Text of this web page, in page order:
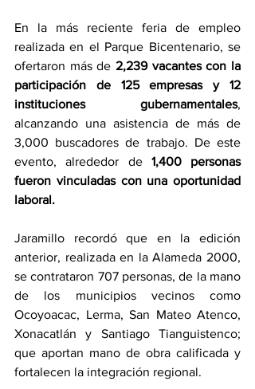
En la más reciente feria de empleo
realizada en el Parque Bicentenario, se
ofertaron más de 2,239 vacantes con la
participación de 125 empresas y 12
instituciones gubernamentales,
alcanzando una asistencia de más de
3,000 buscadores de trabajo. De este
evento, alrededor de 1,400 personas
fueron vinculadas con una oportunidad
laboral.
Jaramillo recordó que en la edición
anterior, realizada en la Alameda 2000,
se contrataron 707 personas, de la mano
de los municipios vecinos como
Ocoyoacac, Lerma, San Mateo Atenco,
Xonacatlán y Santiago Tianguistenco;
que aportan mano de obra calificada y
fortalecen la integración regional.